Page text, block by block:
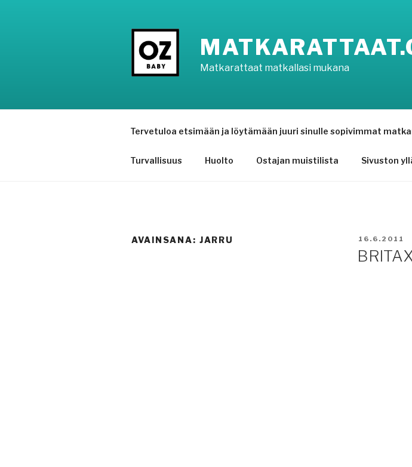
Matkarattaat matkallasi mukana
Tervetuloa etsimään ja löytämään juuri sinulle sopivimmat
Turvallisuus Huolto Ostajan muistilista Sivuston
AVAINSANA: JARRU JULKAISTU
16.6.2011